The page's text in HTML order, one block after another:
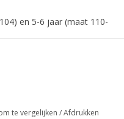
en 5-6 jaar (maat 110-
te vergelijken /Afdrukken